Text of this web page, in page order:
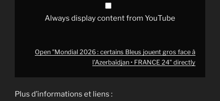
Always display content from YouTube
Open "Mondial 2026 : certains Bleus jouent gros face à
l'Azerbaïdjan • FRANCE 24" directly
Plus d’informations et liens :